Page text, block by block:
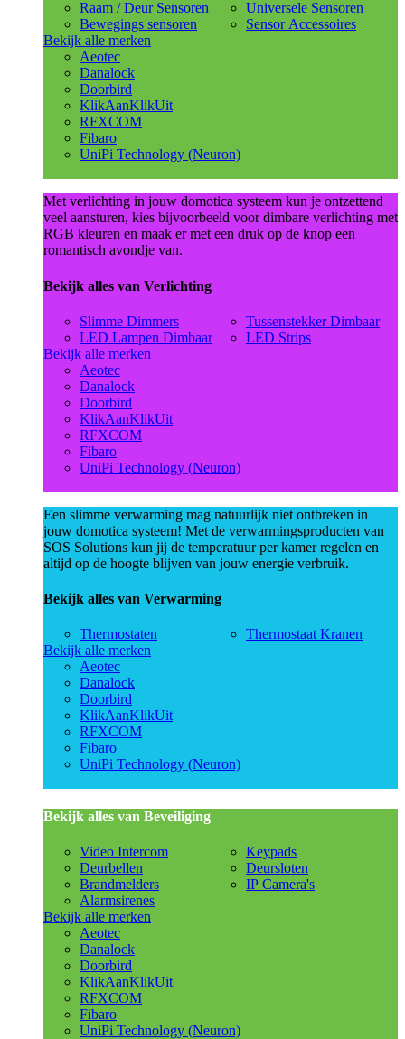
Raam / Deur Sensoren
Bewegings sensoren
Universele Sensoren
Sensor Accessoires
Bekijk alle merken
Aeotec
Danalock
Doorbird
KlikAanKlikUit
RFXCOM
Fibaro
UniPi Technology (Neuron)
Met verlichting in jouw domotica systeem kun je ontzettend
veel aansturen, kies bijvoorbeeld voor dimbare verlichting met
RGB kleuren en maak er met een druk op de knop een
romantisch avondje van.
Bekijk alles van Verlichting
Slimme Dimmers
LED Lampen Dimbaar
Tussenstekker Dimbaar
LED Strips
Bekijk alle merken
Aeotec
Danalock
Doorbird
KlikAanKlikUit
RFXCOM
Fibaro
UniPi Technology (Neuron)
Een slimme verwarming mag natuurlijk niet ontbreken in
jouw domotica systeem! Met de verwarmingsproducten van
SOS Solutions kun jij de temperatuur per kamer regelen en
altijd op de hoogte blijven van jouw energie verbruik.
Bekijk alles van Verwarming
Thermostaten
Thermostaat Kranen
Bekijk alle merken
Aeotec
Danalock
Doorbird
KlikAanKlikUit
RFXCOM
Fibaro
UniPi Technology (Neuron)
Bekijk alles van Beveiliging
Video Intercom
Deurbellen
Brandmelders
Alarmsirenes
Keypads
Deursloten
IP Camera's
Bekijk alle merken
Aeotec
Danalock
Doorbird
KlikAanKlikUit
RFXCOM
Fibaro
UniPi Technology (Neuron)